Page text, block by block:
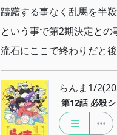
躊躇する事なく乱馬を半
という事で第2期決定との
流石にここで終わりだと
らんま1/
第12話 必殺